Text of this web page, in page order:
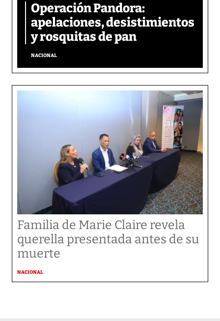
Operación Pandora:
apelaciones, desistimientos
y rosquitas de pan
NACIONAL
Familia de Marie Claire revela
querella presentada antes de su
muerte
NACIONAL